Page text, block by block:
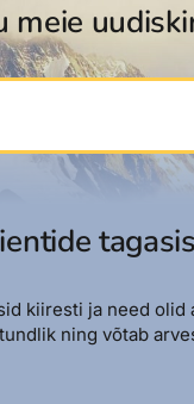
meie
kiiresti ja need olid
ning võtab